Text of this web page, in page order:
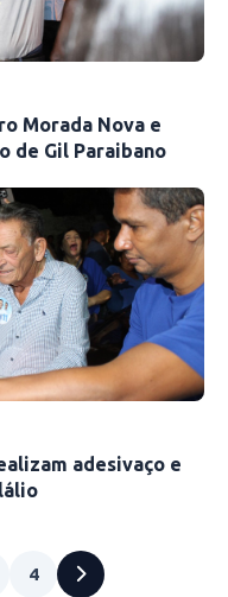
Morada Nova e
de Gil Paraibano
adesivaço e
4